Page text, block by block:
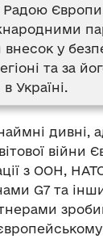
внесок у
та за
Україні.
дивні,
війни
з ООН,
G7 та